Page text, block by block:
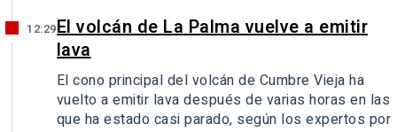
12:29El volcán de La Palma vuelve a emitir
lava
El cono principal del volcán de Cumbre Vieja ha
vuelto a emitir lava después de varias horas en las
que ha estado casi parado, según los expertos por